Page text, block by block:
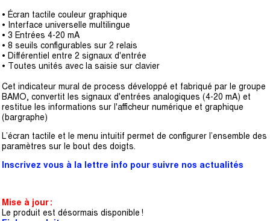
• Écran tactile couleur graphique
• Interface universelle multilingue
• 3 Entrées 4-20 mA
• 8 seuils configurables sur 2 relais
• Différentiel entre 2 signaux d'entrée
• Toutes unités avec la saisie sur clavier
Cet indicateur mural de process développé et fabriqué par le groupe
BAMO, convertit les signaux d'entrées analogiques (4-20 mA) et
restitue les informations sur l'afficheur numérique et graphique
(bargraphe)
L’écran tactile et le menu intuitif permet de configurer l’ensemble des
paramètres sur le bout des doigts.
Inscrivez vous à la lettre info pour suivre nos actualités
Mise à jour :
Le produit est désormais disponible !